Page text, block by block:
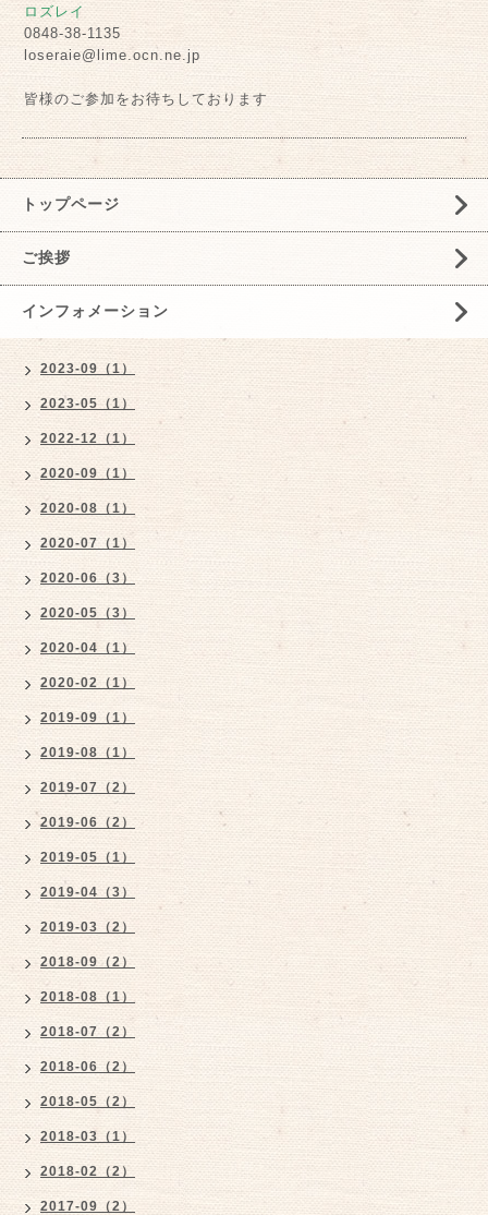
ロズレイ
0848-38-1135
loseraie@lime.ocn.ne.jp
皆様のご参加をお待ちしております
トップページ
ご挨拶
インフォメーション
2023-09（1）
2023-05（1）
2022-12（1）
2020-09（1）
2020-08（1）
2020-07（1）
2020-06（3）
2020-05（3）
2020-04（1）
2020-02（1）
2019-09（1）
2019-08（1）
2019-07（2）
2019-06（2）
2019-05（1）
2019-04（3）
2019-03（2）
2018-09（2）
2018-08（1）
2018-07（2）
2018-06（2）
2018-05（2）
2018-03（1）
2018-02（2）
2017-09（2）